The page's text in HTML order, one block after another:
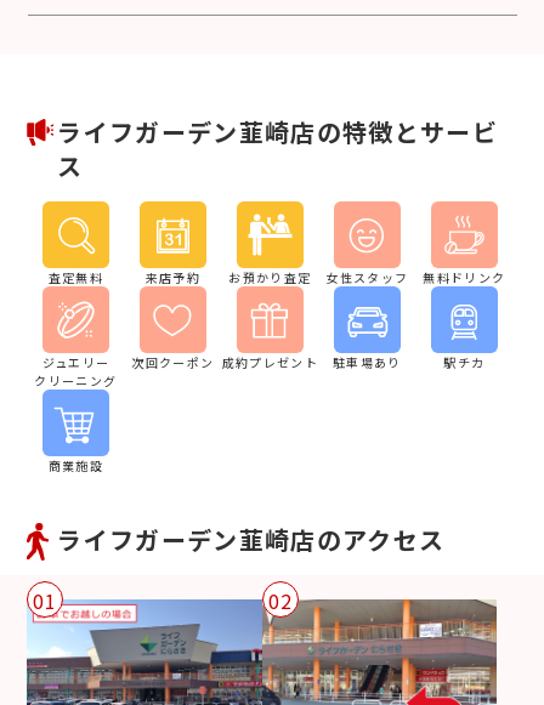
ライフガーデン韮崎店の特徴とサービ
ス
査定無料 来店予約 お預かり査定 女性スタッフ 無料ドリンク
ジュエリー
クリーニング
次回クーポン 成約プレゼント 駐車場あり 駅チカ
商業施設
ライフガーデン韮崎店のアクセス
01 02